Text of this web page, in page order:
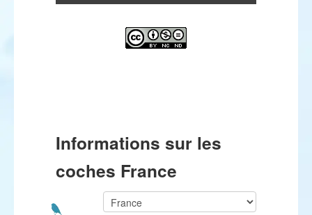
Informations sur les
coches France